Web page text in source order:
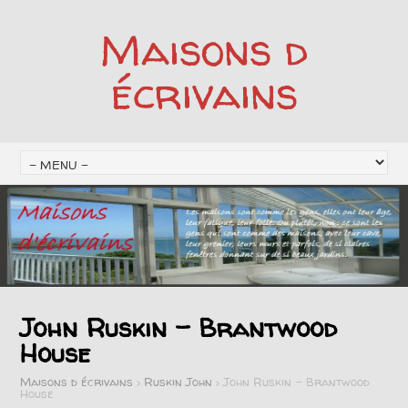
Maisons d
écrivains
John Ruskin – Brantwood
House
Maisons d écrivains > Ruskin John >John Ruskin – Brantwood
House